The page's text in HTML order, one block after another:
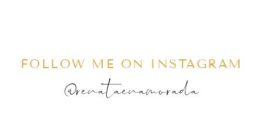
FOLLOW ME ON INSTAGRAM
@renataenamorada